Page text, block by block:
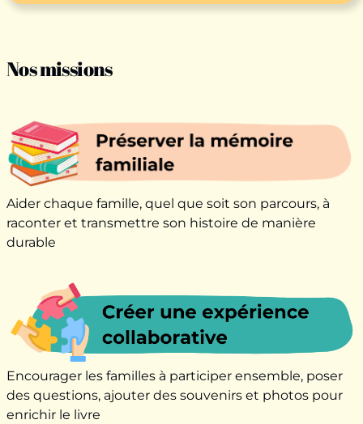
Nos missions
Aider chaque famille, quel que soit son parcours, à
raconter et transmettre son histoire de manière
durable
Encourager les familles à participer ensemble, poser
des questions, ajouter des souvenirs et photos pour
enrichir le livre